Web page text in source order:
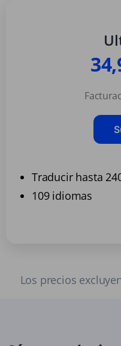
Traducir hasta
109 idiomas
Los precios